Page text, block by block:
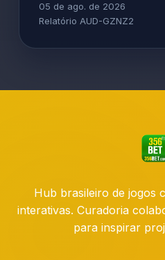
05 de ago. de 2026
Relatório AUD-GZNZ2
Hub brasileiro de jogos
interativas. Curadoria
para inspirar